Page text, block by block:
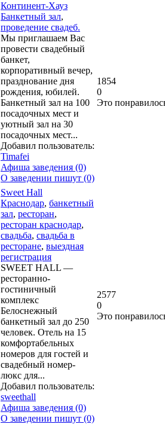
Континент-Хауз
Банкетный зал,
проведение свадеб.
Мы приглашаем Вас
провести свадебный
банкет,
корпоративный вечер,
празднование дня
рождения, юбилей.
Банкетный зал на 100
посадочных мест и
уютный зал на 30
посадочных мест...
Добавил пользователь:
Timafei
Афиша заведения (0)
О заведении пишут (0)
1854
0
Это
Sweet Hall
Краснодар, банкетный
зал, ресторан,
ресторан краснодар,
свадьба, свадьба в
ресторане, выездная
регистрация
SWEET HALL —
ресторанно-
гостиничный
комплекс
Белоснежный
банкетный зал до 250
человек. Отель на 15
комфортабельных
номеров для гостей и
свадебный номер-
люкс для...
Добавил пользователь:
sweethall
Афиша заведения (0)
О заведении пишут (0)
2577
0
Это